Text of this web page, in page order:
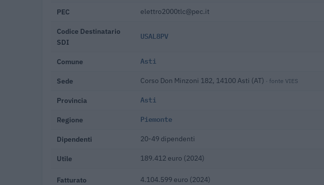
PEC elettro2000tlc@pec.it
Codice Destinatario
SDI
USAL8PV
Comune Asti
Sede Corso Don Minzoni 182, 14100 Asti (AT) · fonte VIES
Provincia Asti
Regione Piemonte
Dipendenti 20-49 dipendenti
Utile 189.412 euro (2024)
Fatturato 4.104.599 euro (2024)